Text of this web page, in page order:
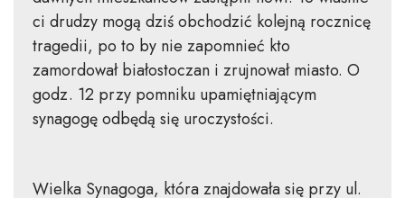
ci drudzy mogą dziś obchodzić kolejną rocznicę
tragedii, po to by nie zapomnieć kto
zamordował białostoczan i zrujnował miasto. O
godz. 12 przy pomniku upamiętniającym
synagogę odbędą się uroczystości.
Wielka Synagoga, która znajdowała się przy ul.